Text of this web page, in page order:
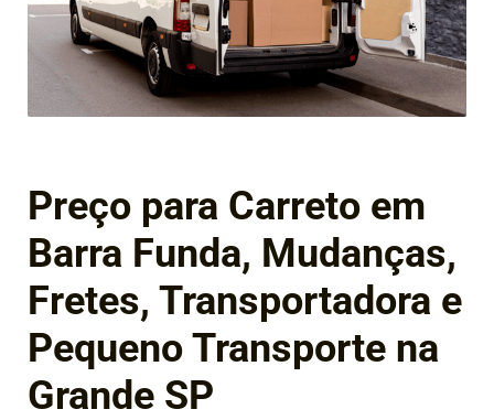
Preço para Carreto em
Barra Funda, Mudanças,
Fretes, Transportadora e
Pequeno Transporte na
Grande SP